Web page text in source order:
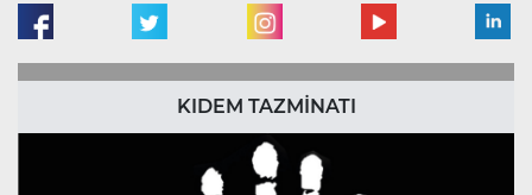
KIDEM TAZMİNATI